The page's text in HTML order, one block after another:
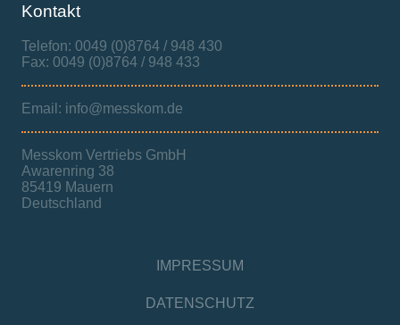
Kontakt
Telefon: 0049 (0)8764 / 948 430
Fax: 0049 (0)8764 / 948 433
Email: info@messkom.de
Messkom Vertriebs GmbH
Awarenring 38
85419 Mauern
Deutschland
IMPRESSUM
DATENSCHUTZ